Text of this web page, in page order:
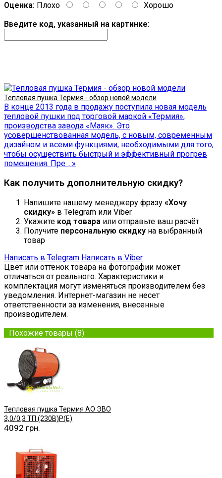
Оценка: Плохо
Хорошо
Введите код, указанный на картинке:
Тепловая пушка Термия - обзор новой модели
В конце 2013 года в продажу поступила новая модель
тепловой пушки под торговой маркой «Термия»,
производства завода «Маяк». Это
усовершенствованная модель, с новым, современным
дизайном и всеми функциями, необходимыми для того,
чтобы осуществить быстрый и эффективный прогрев
помещения. Пре ...»
Как получить дополнительную скидку?
Напишите нашему менеджеру фразу «Хочу
скидку» в Telegram или Viber
Укажите код товара или отправьте ваш расчёт
Получите персональную скидку на выбранный
товар
Написать в Telegram Написать в Viber
Цвет или оттенок товара на фотографии может
отличаться от реального. Характеристики и
комплектация могут изменяться производителем без
уведомления. Интернет-магазин не несет
ответственности за изменения, внесенные
производителем.
Похожие товары (8)
Тепловая пушка Термия АО ЭВО
3,0/0,3 ТП (230В)Р(Е)
4092 грн.